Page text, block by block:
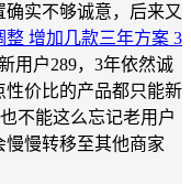
确实不够诚意，后来又
整 增加几款三年方案 3
用户289，3年依然诚
价比的产品都只能新
不能这么忘记老用户
慢转移至其他商家